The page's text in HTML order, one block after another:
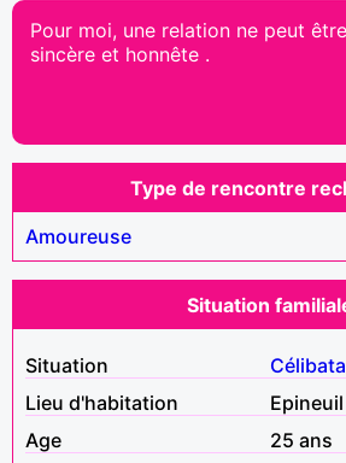
Pour moi, une relation ne peut
sincère et honnête .
Type de rencontre
Amoureuse
Situation
Situation
Lieu d'habitation
Epineuil
Age
25 ans